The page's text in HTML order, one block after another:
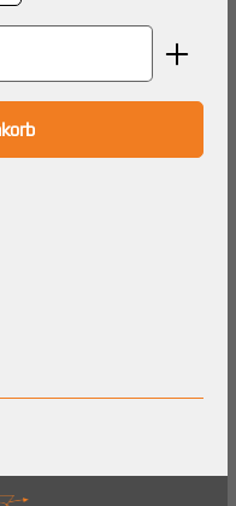
Wert ein